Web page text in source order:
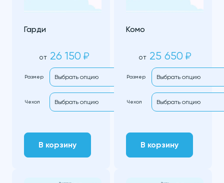
Гарди
от 26 150 ₽
Размер
Чехол
В корзину
Комо
от 25 650 ₽
Размер
Чехол
В корзину